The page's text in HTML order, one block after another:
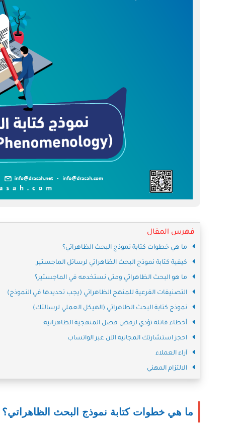
فهرس المقال
ما هي خطوات كتابة نموذج البحث الظاهراتي؟
كيفية كتابة نموذج البحث الظاهراتي لرسائل الماجستير
ما هو البحث الظاهراتي ومتى نستخدمه في الماجستير؟
التصنيفات الفرعية للمنهج الظاهراتي (يجب تحديدها في النموذج)
نموذج كتابة البحث الظاهراتي (الهيكل العملي لرسالتك)
أخطاء قاتلة تؤدي لرفض فصل المنهجية الظاهراتية:
احجز استشارتك المجانية الآن عبر الواتساب
آراء العملاء
الالتزام المهني
ما هي خطوات كتابة نموذج البحث الظاهراتي؟